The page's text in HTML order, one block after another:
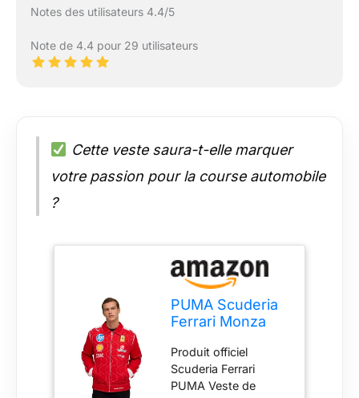
Notes des utilisateurs 4.4/5
Note de 4.4 pour 29 utilisateurs
Cette veste saura-t-elle marquer
votre passion pour la course automobile
?
PUMA Scuderia
Ferrari Monza
Édition Spéciale
- Rosso Corsa -
Taille XXL
Produit officiel
Scuderia Ferrari
PUMA Veste de